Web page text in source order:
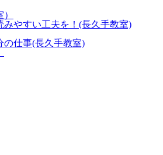
みやすい工夫を！(長久手教室)
の仕事(長久手教室)